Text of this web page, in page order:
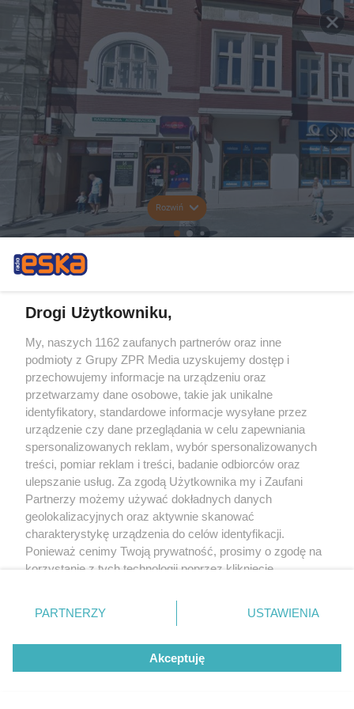
Rozwiń
Drogi Użytkowniku,
My, naszych 1162 zaufanych partnerów oraz inne
podmioty z Grupy ZPR Media uzyskujemy dostęp i
przechowujemy informacje na urządzeniu oraz
przetwarzamy dane osobowe, takie jak unikalne
identyfikatory, standardowe informacje wysyłane przez
urządzenie czy dane przeglądania w celu zapewniania
spersonalizowanych reklam, wybór spersonalizowanych
treści, pomiar reklam i treści, badanie odbiorców oraz
ulepszanie usług. Za zgodą Użytkownika my i Zaufani
Partnerzy możemy używać dokładnych danych
geolokalizacyjnych oraz aktywnie skanować
charakterystykę urządzenia do celów identyfikacji.
Ponieważ cenimy Twoją prywatność, prosimy o zgodę na
korzystanie z tych technologii poprzez kliknięcie
zmienić/wycofać klikając przycisk ustawień prywatności
znajdujący się w lewym dolnym rogu strony
rodzaje przetwarzania danych nie wymagają zgody
użytkownika, ale masz prawo sprzeciwić się takiemu
przetwarzaniu. Preferencje będą miały zastosowanie tylko
PARTNERZY USTAWIENIA
Akceptuję